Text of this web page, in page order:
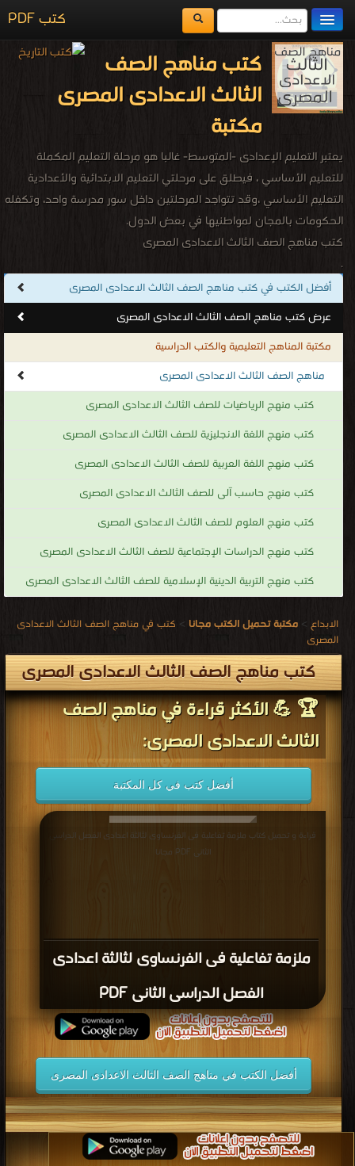
كتب PDF
مكتبة الكتب
المكتبات
يُقرأ حالياً
اضف كتاب
كتب مناهج الصف
الثالث الاعدادى المصرى
مكتبة
يعتبر التعليم الإعدادى -المتوسط- غالبا هو مرحلة التعليم المكملة
للتعليم الأساسي ، فيطلق على مرحلتي التعليم الابتدائية والأعدادية
التعليم الأساسي ،وقد تتواجد المرحلتين داخل سور مدرسة واحد، وتكفله
الحكومات بالمجان لمواطنيها في بعض الدول.
كتب مناهج الصف الثالث الاعدادى المصرى
.
أفضل الكتب في كتب مناهج الصف الثالث الاعدادى المصرى
عرض كتب مناهج الصف الثالث الاعدادى المصرى
مكتبة المناهج التعليمية والكتب الدراسية
مناهج الصف الثالث الاعدادى المصرى
كتب منهج الرياضيات للصف الثالث الاعدادى المصرى
كتب منهج اللغة الانجليزية للصف الثالث الاعدادى المصرى
كتب منهج اللغة العربية للصف الثالث الاعدادى المصرى
كتب منهج حاسب آلى للصف الثالث الاعدادى المصرى
كتب منهج العلوم للصف الثالث الاعدادى المصرى
كتب منهج الدراسات الإجتماعية للصف الثالث الاعدادى المصرى
كتب منهج التربية الدينية الإسلامية للصف الثالث الاعدادى المصرى
الابداع > مكتبة تحميل الكتب مجانا > كتب في مناهج الصف الثالث الاعدادى
المصرى
كتب مناهج الصف الثالث الاعدادى المصرى
🏆 💪 الأكثر قراءة في مناهج الصف
الثالث الاعدادى المصرى:
أفضل كتب في كل المكتبة
ملزمة تفاعلية فى الفرنساوى لثالثة اعدادى
الفصل الدراسى الثانى PDF
قراءة و تحميل كتاب ملزمة تفاعلية فى الفرنساوى لثالثة اعدادى الفصل الدراسى
الثانى PDF مجانا
أفضل الكتب في مناهج الصف الثالث الاعدادى المصرى